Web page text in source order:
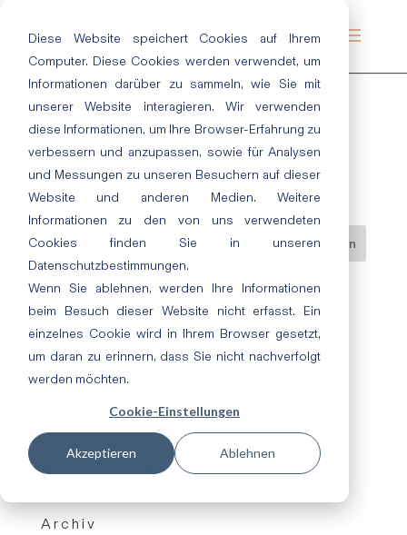
Diese Website speichert Cookies auf Ihrem
Computer. Diese Cookies werden verwendet, um
Informationen darüber zu sammeln, wie Sie mit
unserer Website interagieren. Wir verwenden
diese Informationen, um Ihre Browser-Erfahrung zu
verbessern und anzupassen, sowie für Analysen
und Messungen zu unseren Besuchern auf dieser
Website und anderen Medien. Weitere
Informationen zu den von uns verwendeten
Cookies finden Sie in unseren
Datenschutzbestimmungen.
Wenn Sie ablehnen, werden Ihre Informationen
beim Besuch dieser Website nicht erfasst. Ein
einzelnes Cookie wird in Ihrem Browser gesetzt,
um daran zu erinnern, dass Sie nicht nachverfolgt
werden möchten.
Cookie-Einstellungen
Akzeptieren Ablehnen
166 | Marille
Juli 19, 2019
Neueste Beiträge
Nachhaltige Lacke und Lasuren im Innen- und Außenbereich
„Cloud Dancer“: Eine Farbe, die Raum lässt
Neueste Kommentare
Archiv